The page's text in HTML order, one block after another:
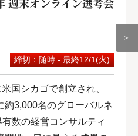
締切：随時 - 最終12/1(火)
国シカゴで創立され、
約3,000名のグローバルネ
数の経営コンサルティ
＞